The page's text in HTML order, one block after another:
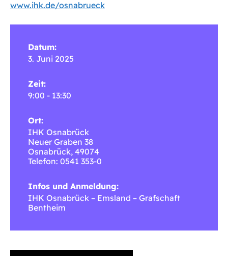
www.ihk.de/osnabrueck
Datum:
3. Juni 2025
Zeit:
9:00 - 13:30
Ort:
IHK Osnabrück
Neuer Graben 38
Osnabrück, 49074
Telefon: 0541 353-0
Infos und Anmeldung:
IHK Osnabrück – Emsland – Grafschaft
Bentheim